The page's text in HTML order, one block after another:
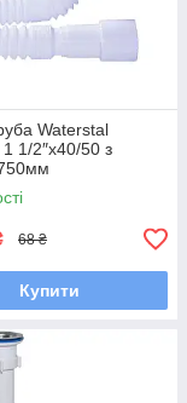
Waterstal
1/2″х40/50 з
68 ₴
Купити